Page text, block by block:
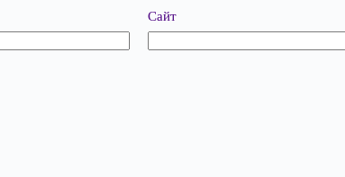
Сайт